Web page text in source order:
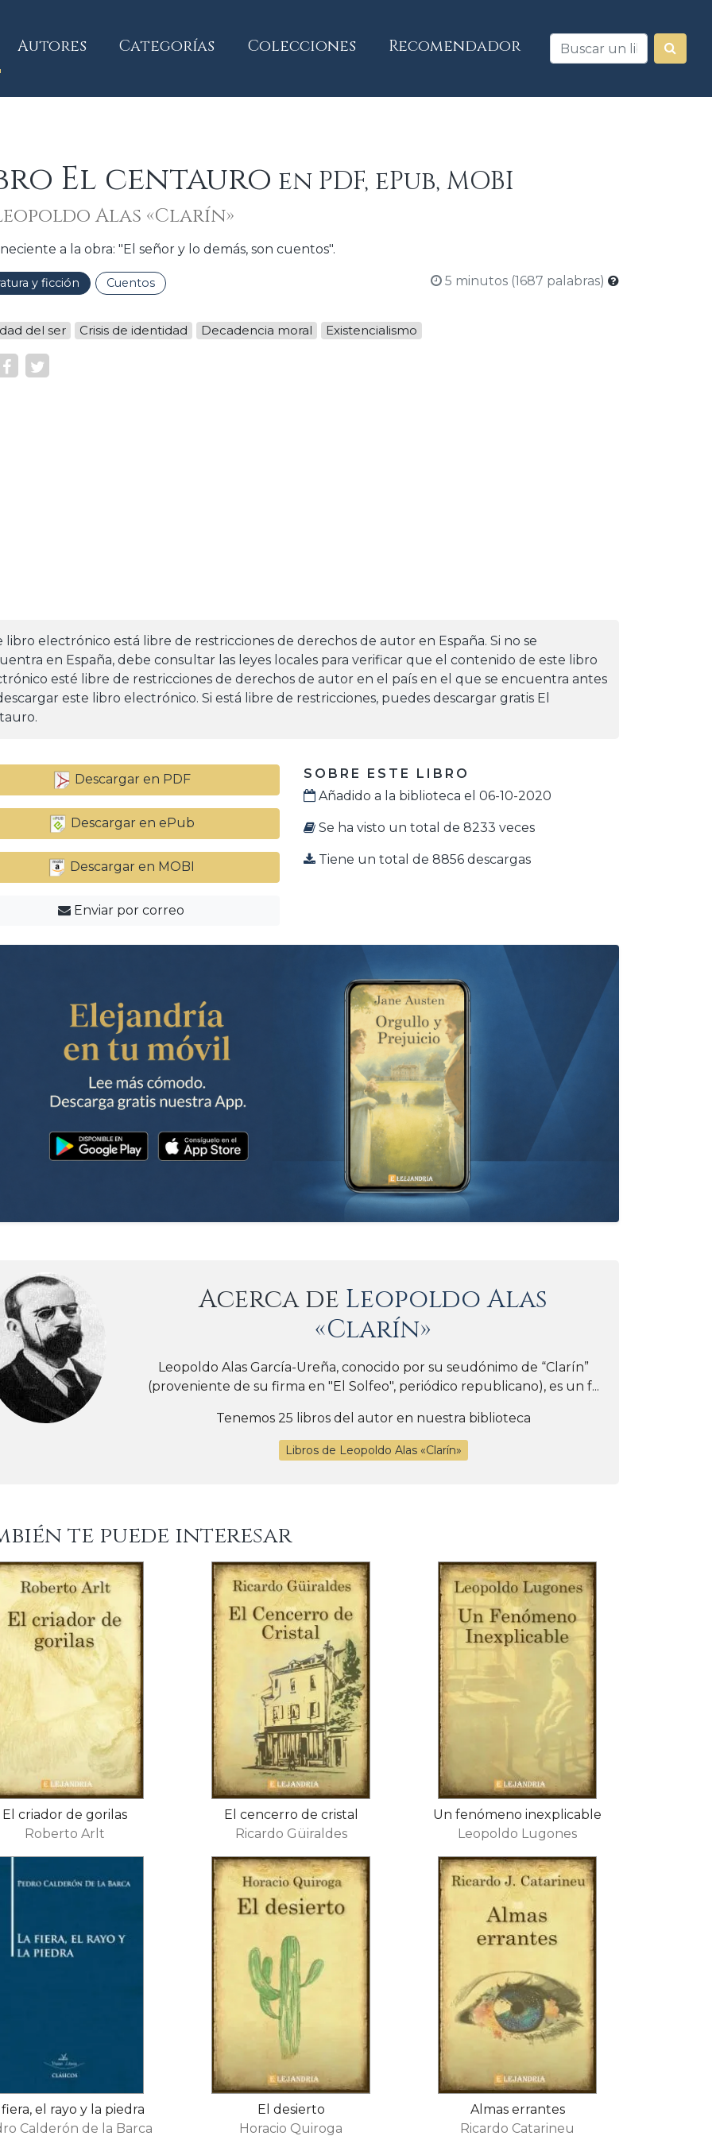
Autores Categorías Colecciones Recomendador
El centauro en PDF, ePub, MOBI
Alas «Clarín»
a la obra: "El señor y lo demás, son cuentos".
y ficción Cuentos 5 minutos (1687 palabras)
del ser Crisis de identidad Decadencia moral Existencialismo
libro electrónico está libre de restricciones de derechos de autor en España. Si no se
en España, debe consultar las leyes locales para verificar que el contenido de este libro
esté libre de restricciones de derechos de autor en el país en el que se encuentra antes
este libro electrónico. Si está libre de restricciones, puedes descargar gratis El
Descargar en PDF
Descargar en ePub
Descargar en MOBI
Enviar por correo
SOBRE ESTE LIBRO
Añadido a la biblioteca el 06-10-2020
Se ha visto un total de 8233 veces
Tiene un total de 8856 descargas
Acerca de Leopoldo Alas
«Clarín»
Leopoldo Alas García-Ureña, conocido por su seudónimo de “Clarín”
(proveniente de su firma en "El Solfeo", periódico republicano), es un f...
Tenemos 25 libros del autor en nuestra biblioteca
Libros de Leopoldo Alas «Clarín»
te puede interesar
El criador de gorilas
Roberto Arlt
​El cencerro de cristal​
Ricardo Güiraldes
Un fenómeno inexplicable
Leopoldo Lugones
fiera, el rayo y la piedra
Calderón de la Barca
El desierto
Horacio Quiroga
Almas errantes
Ricardo Catarineu